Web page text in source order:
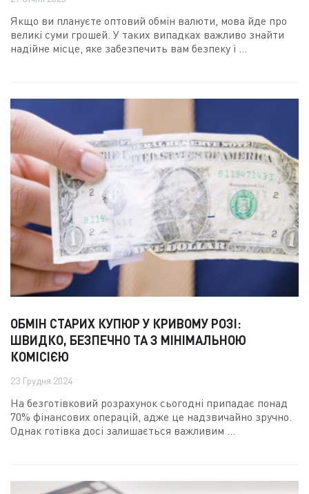
Якщо ви плануєте оптовий обмін валюти, мова йде про
великі суми грошей. У таких випадках важливо знайти
надійне місце, яке забезпечить вам безпеку і ...
ОБМІН СТАРИХ КУПЮР У КРИВОМУ РОЗІ:
ШВИДКО, БЕЗПЕЧНО ТА З МІНІМАЛЬНОЮ
КОМІСІЄЮ
23 Грудня 2024
На безготівковий розрахунок сьогодні припадає понад
70% фінансових операцій, адже це надзвичайно зручно.
Однак готівка досі залишається важливим ...